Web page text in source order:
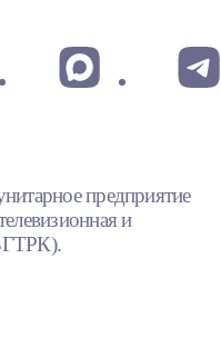
предприятие
и